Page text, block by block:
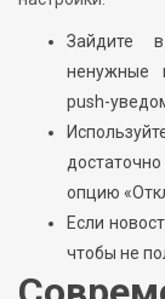
Зайдите
ненужные
push-
опцию
Если
чтобы не